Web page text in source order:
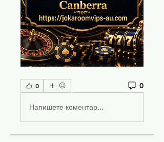
0 0
Напишете коментар...